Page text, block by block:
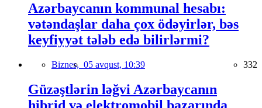
Azərbaycanın kommunal hesabı:
vətəndaşlar daha çox ödəyirlər, bəs
keyfiyyət tələb edə bilirlərmi?
Biznes, 05 avqust, 10:39 332
Güzəştlərin ləğvi Azərbaycanın